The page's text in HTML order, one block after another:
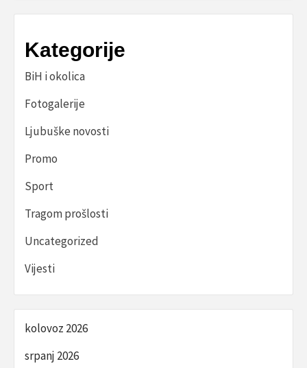
Kategorije
BiH i okolica
Fotogalerije
Ljubuške novosti
Promo
Sport
Tragom prošlosti
Uncategorized
Vijesti
kolovoz 2026
srpanj 2026